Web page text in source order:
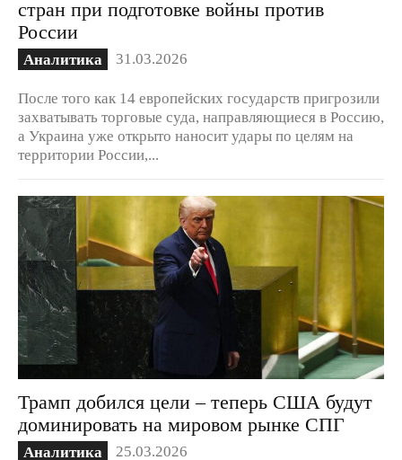
стран при подготовке войны против
России
Аналитика 31.03.2026
После того как 14 европейских государств пригрозили
захватывать торговые суда, направляющиеся в Россию,
а Украина уже открыто наносит удары по целям на
территории России,...
Трамп добился цели – теперь США будут
доминировать на мировом рынке СПГ
Аналитика 25.03.2026